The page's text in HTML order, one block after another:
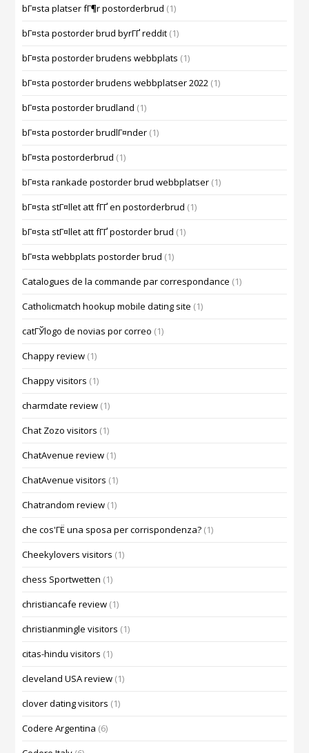
bГ¤sta platser fГ¶r postorderbrud (1)
bГ¤sta postorder brud byrГҐ reddit (1)
bГ¤sta postorder brudens webbplats (1)
bГ¤sta postorder brudens webbplatser 2022 (1)
bГ¤sta postorder brudland (1)
bГ¤sta postorder brudlГ¤nder (1)
bГ¤sta postorderbrud (1)
bГ¤sta rankade postorder brud webbplatser (1)
bГ¤sta stГ¤llet att fГҐ en postorderbrud (1)
bГ¤sta stГ¤llet att fГҐ postorder brud (1)
bГ¤sta webbplats postorder brud (1)
Catalogues de la commande par correspondance (1)
Catholicmatch hookup mobile dating site (1)
catГЎlogo de novias por correo (1)
Chappy review (1)
Chappy visitors (1)
charmdate review (1)
Chat Zozo visitors (1)
ChatAvenue review (1)
ChatAvenue visitors (1)
Chatrandom review (1)
che cos'ГЁ una sposa per corrispondenza? (1)
Cheekylovers visitors (1)
chess Sportwetten (1)
christiancafe review (1)
christianmingle visitors (1)
citas-hindu visitors (1)
cleveland USA review (1)
clover dating visitors (1)
Codere Argentina (6)